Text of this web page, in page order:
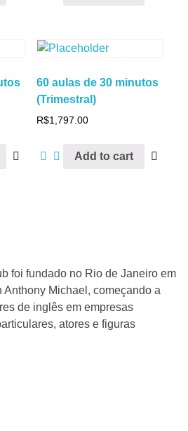
60 aulas de 30 minutos
(Trimestral)
R$1,797.00
Add to cart
foi fundado no Rio de Janeiro em
Anthony Michael, começando a
de inglês em empresas
atores e figuras